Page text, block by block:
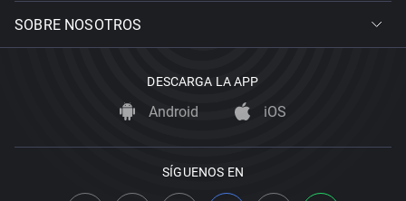
SOBRE NOSOTROS
DESCARGA LA APP
Android iOS
SÍGUENOS EN